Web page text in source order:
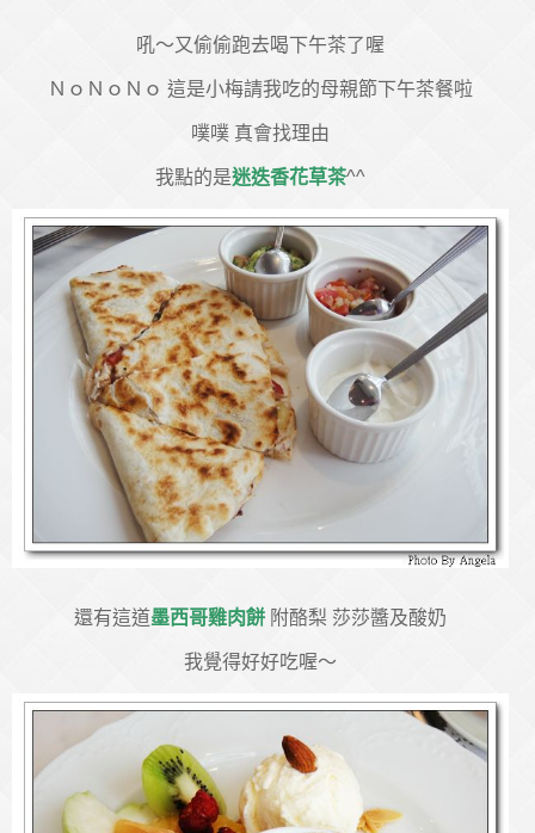
吼～又偷偷跑去喝下午茶了喔
ＮｏＮｏＮｏ 這是小梅請我吃的母親節下午茶餐啦
噗噗 真會找理由
我點的是迷迭香花草茶^^
還有這道墨西哥雞肉餅附酪梨 莎莎醬及酸奶
我覺得好好吃喔～